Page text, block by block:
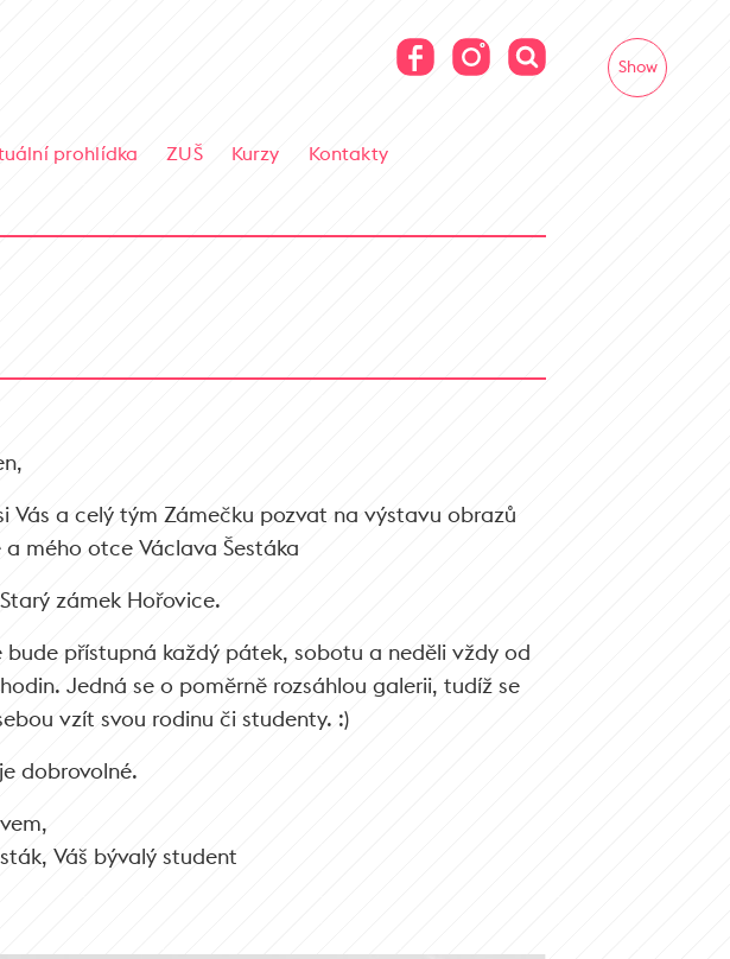
prohlídka ZUŠ Kurzy Kontakty
Vás a celý tým Zámečku pozvat na výstavu obrazů
mého otce Václava Šestáka
zámek Hořovice.
bude přístupná každý pátek, sobotu a neděli vždy od
Jedná se o poměrně rozsáhlou galerii, tudíž se
vzít svou rodinu či studenty. :)
dobrovolné.
Váš bývalý student
Show